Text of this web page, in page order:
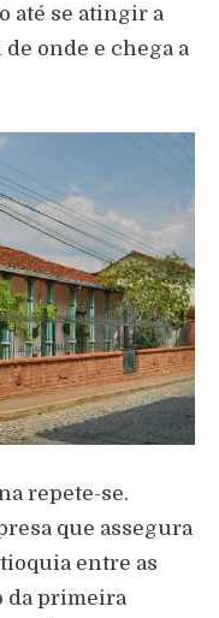
até se atingir a
onde e chega a
repete-se.
que assegura
entre as
da primeira